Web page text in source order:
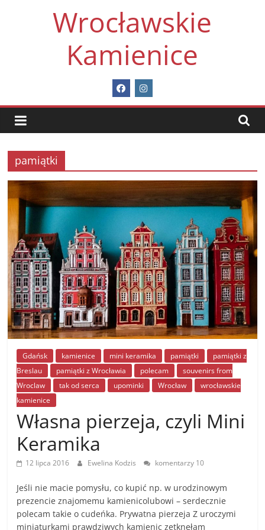
Wrocławskie
Kamienice
pamiątki
Gdańsk kamienice mini keramika pamiątki
pamiątki z
Breslau
pamiątki z Wrocławia polecam
souvenirs from
Wroclaw
tak od serca upominki Wrocław
wrocławskie
kamienice
Własna pierzeja, czyli Mini
Keramika
12 lipca 2016 Ewelina Kodzis komentarzy 10
Jeśli nie macie pomysłu, co kupić np. w urodzinowym
prezencie znajomemu kamienicolubowi – serdecznie
polecam takie o cudeńka. Prywatna pierzeja Z uroczymi
miniaturkami prawdziwych kamienic zetknęłam